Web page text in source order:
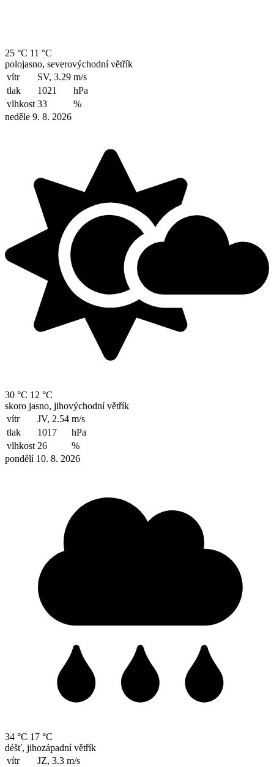
25 °C 11 °C
polojasno, severovýchodní větřík
vítr
SV, 3.29 m/s
tlak
1021
hPa
vlhkost 33
%
neděle 9. 8. 2026
30 °C 12 °C
skoro jasno, jihovýchodní větřík
vítr
JV, 2.54 m/s
tlak
1017
hPa
vlhkost 26
%
pondělí 10. 8. 2026
34 °C 17 °C
déšť, jihozápadní větřík
vítr
JZ, 3.3 m/s